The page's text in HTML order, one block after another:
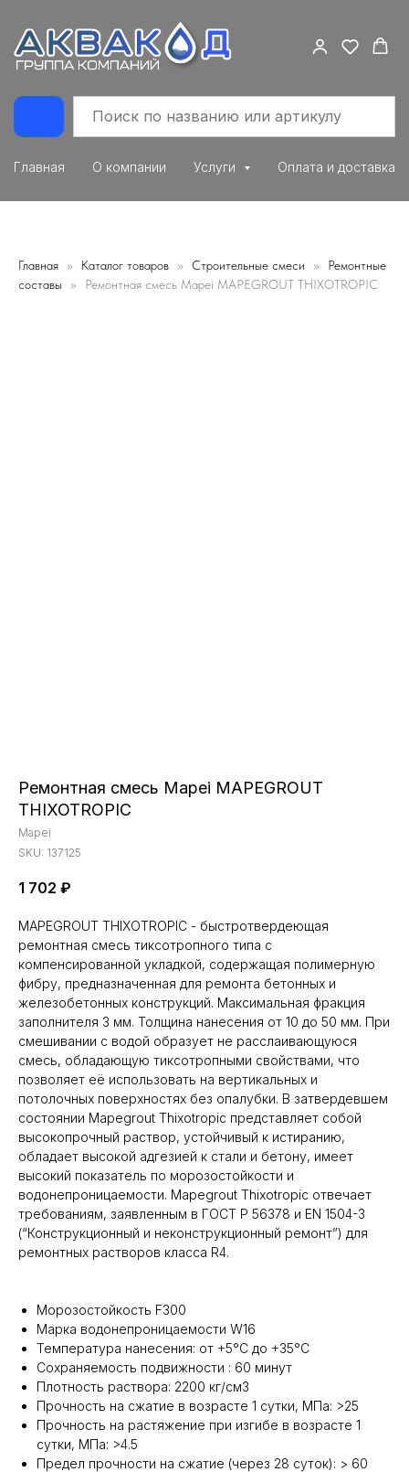
Главная О компании Услуги Оплата и доставка
Главная Каталог товаров Строительные смеси
Ремонтные
составы
Ремонтная смесь Mapei MAPEGROUT THIXOTROPIC
Ремонтная смесь Mapei MAPEGROUT
THIXOTROPIC
Mapei
SKU: 137125
1 702 ₽
MAPEGROUT THIXOTROPIC - быстротвердеющая
ремонтная смесь тиксотропного типа с
компенсированной укладкой, содержащая полимерную
фибру, предназначенная для ремонта бетонных и
железобетонных конструкций. Максимальная фракция
заполнителя 3 мм. Толщина нанесения от 10 до 50 мм. При
смешивании с водой образует не расслаивающуюся
смесь, обладающую тиксотропными свойствами, что
позволяет её использовать на вертикальных и
потолочных поверхностях без опалубки. В затвердевшем
состоянии Mapegrout Thixotropic представляет собой
высокопрочный раствор, устойчивый к истиранию,
обладает высокой адгезией к стали и бетону, имеет
высокий показатель по морозостойкости и
водонепроницаемости. Mapegrout Thixotropic отвечает
требованиям, заявленным в ГОСТ Р 56378 и EN 1504-3
(“Конструкционный и неконструкционный ремонт”) для
ремонтных растворов класса R4.
Морозостойкость F300
Марка водонепроницаемости W16
Температура нанесения: от +5°С до +35°С
Сохраняемость подвижности : 60 минут
Плотность раствора: 2200 кг/cм3
Прочность на сжатие в возрасте 1 сутки, МПа: >25
Прочность на растяжение при изгибе в возрасте 1
сутки, МПа: >4.5
Предел прочности на сжатие (через 28 суток): > 60